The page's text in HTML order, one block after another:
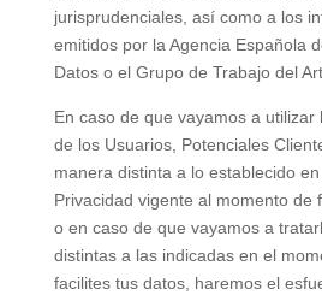
jurisprudenciales, así como a los
emitidos por la Agencia Española
Datos o el Grupo de Trabajo del
En caso de que vayamos a
de los Usuarios, Potenciales
manera distinta a lo establecido
Privacidad vigente al momento de
o en caso de que vayamos a
distintas a las indicadas en el
facilites tus datos, haremos el